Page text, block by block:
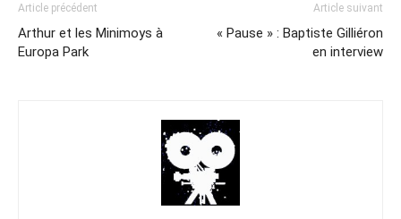
Article précédent
Arthur et les Minimoys à
Europa Park
Article suivant
« Pause » : Baptiste Gilliéron
en interview